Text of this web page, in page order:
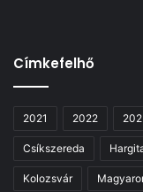
Címkefelhő
2021 2022
Csíkszereda
Kolozsvár